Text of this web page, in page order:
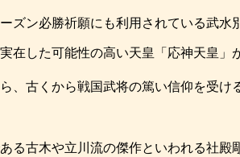
ズン必勝祈願にも利用されている武水
在した可能性の高い天皇「応神天皇」
、古くから戦国武将の篤い信仰を受け
る古木や立川流の傑作といわれる社殿